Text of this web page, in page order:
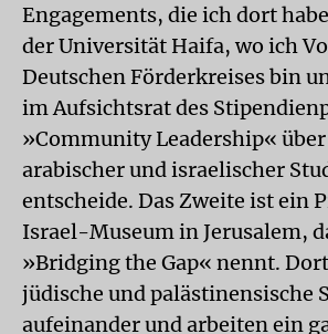
Engagements, die ich dort
der Universität Haifa, wo ich
Deutschen Förderkreises bin
im Aufsichtsrat des
»Community Leadership«
arabischer und israelischer
entscheide. Das Zweite ist ein
Israel-Museum in Jerusalem,
»Bridging the Gap« nennt.
jüdische und palästinensische
aufeinander und arbeiten ein